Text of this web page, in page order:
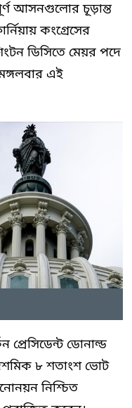
আসনগুলোর চূড়ান্ত
কংগ্রেসের
ডিসিতে মেয়র পদে
মঙ্গলবার এই
প্রেসিডেন্ট ডোনাল্ড
দশমিক ৮ শতাংশ ভোট
নিশ্চিত